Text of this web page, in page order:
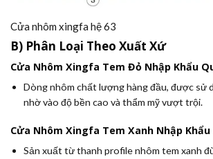
Cửa nhôm xingfa hệ 63
B) Phân Loại Theo Xuất Xứ
Cửa Nhôm Xingfa Tem Đỏ Nhập Khẩu
Dòng nhôm chất lượng hàng đầu, được sử
nhờ vào độ bền cao và thẩm mỹ vượt trội.
Cửa Nhôm Xingfa Tem Xanh Nhập
Sản xuất từ thanh profile nhôm tem xanh